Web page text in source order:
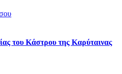
του Κάστρου της Καρύταινας